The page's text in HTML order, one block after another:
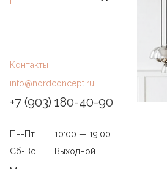
Контакты
info@nordconcept.ru
+7 (903) 180-40-90
Пн-Пт
10:00 — 19.00
Сб-Вс
Выходной